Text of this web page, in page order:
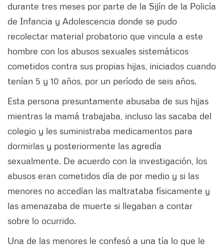
durante tres meses por parte de la Sijín de la Policía
de Infancia y Adolescencia donde se pudo
recolectar material probatorio que vincula a este
hombre con los abusos sexuales sistemáticos
cometidos contra sus propias hijas, iniciados cuando
tenían 5 y 10 años, por un período de seis años.
Esta persona presuntamente abusaba de sus hijas
mientras la mamá trabajaba, incluso las sacaba del
colegio y les suministraba medicamentos para
dormirlas y posteriormente las agredía
sexualmente. De acuerdo con la investigación, los
abusos eran cometidos día de por medio y si las
menores no accedían las maltrataba físicamente y
las amenazaba de muerte si llegaban a contar
sobre lo ocurrido.
Una de las menores le confesó a una tía lo que le